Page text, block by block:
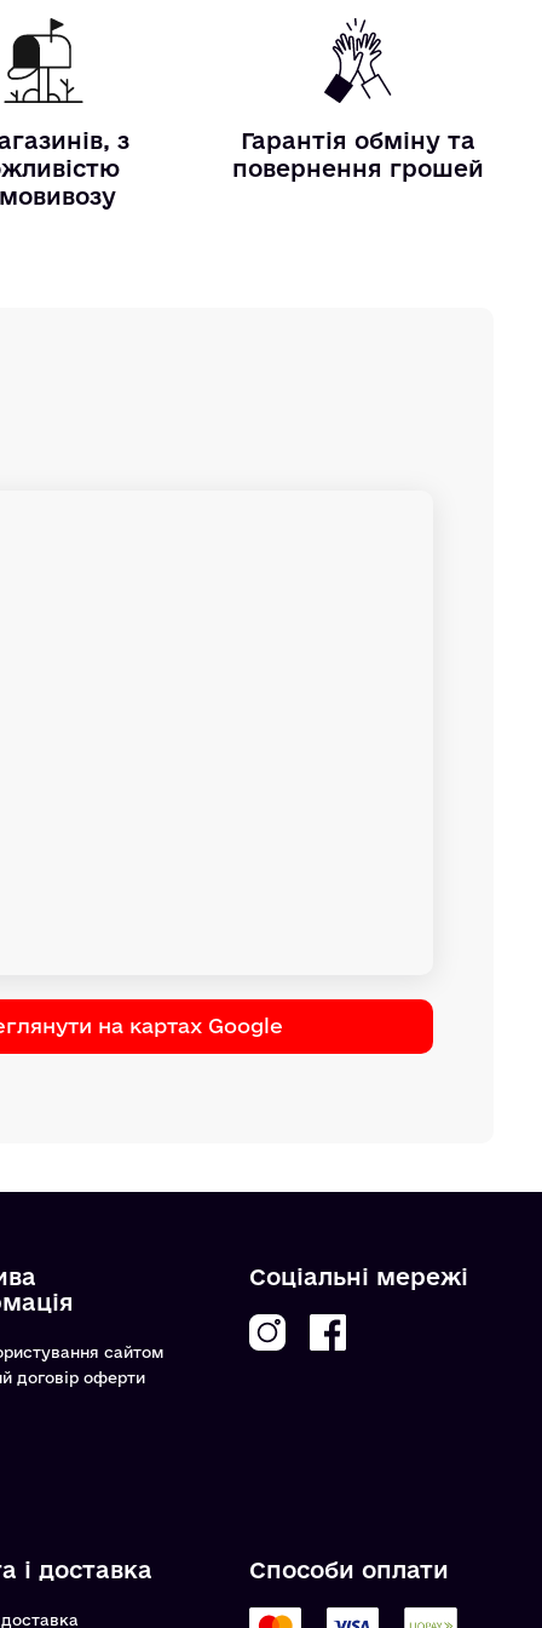
з
Гарантія обміну та
повернення грошей
на картах Google
сайтом
договір оферти
Соціальні мережі
і доставка Способи оплати